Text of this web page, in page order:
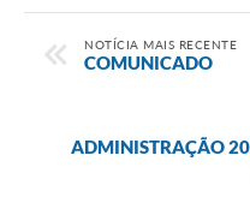
NOTÍCIA MAIS RECENTE
COMUNICADO
ADMINISTRAÇÃO